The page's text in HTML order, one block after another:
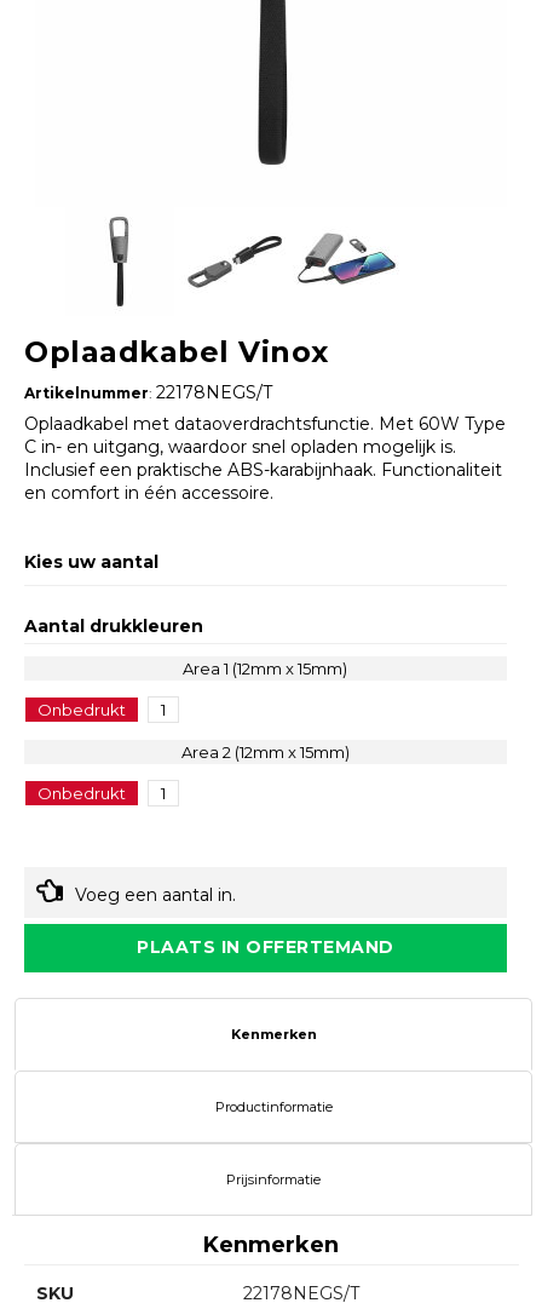
Oplaadkabel Vinox
Artikelnummer:22178NEGS/T
Oplaadkabel met dataoverdrachtsfunctie. Met 60W Type
C in- en uitgang, waardoor snel opladen mogelijk is.
Inclusief een praktische ABS-karabijnhaak. Functionaliteit
en comfort in één accessoire.
Kies uw aantal
Aantal drukkleuren
Area 1 (12mm x 15mm)
Onbedrukt 1
Area 2 (12mm x 15mm)
Onbedrukt 1
Voeg een aantal in.
PLAATS IN OFFERTEMAND
Kenmerken
Productinformatie
Prijsinformatie
Kenmerken
SKU 22178NEGS/T